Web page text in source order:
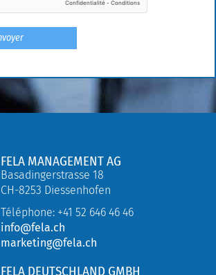
FELA MANAGEMENT AG
Basadingerstrasse 18
CH-8253 Diessenhofen
Téléphone: +41 52 646 46 46
info@fela.ch
marketing@fela.ch
FELA DEUTSCHLAND GMBH